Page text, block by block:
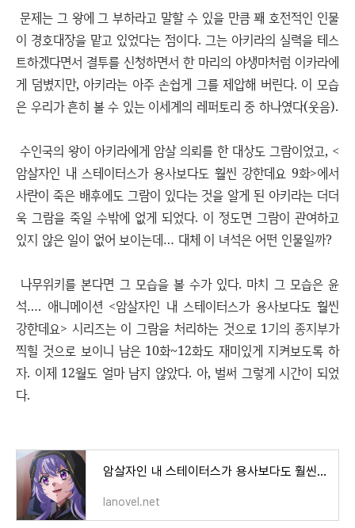
문제는 그 왕에 그 부하라고 말할 수 있을 만큼 꽤 호전적인 인물
이 경호대장을 맡고 있었다는 점이다. 그는 아키라의 실력을 테스
트하겠다면서 결투를 신청하면서 한 마리의 야생마처럼 이카라에
게 덤볐지만, 아키라는 아주 손쉽게 그를 제압해 버린다. 이 모습
은 우리가 흔히 볼 수 있는 이세계의 레퍼토리 중 하나였다(웃음).
수인국의 왕이 아키라에게 암살 의뢰를 한 대상도 그람이었고, <
암살자인 내 스테이터스가 용사보다도 훨씬 강한데요 9화>에서
사란이 죽은 배후에도 그람이 있다는 것을 알게 된 아키라는 더더
욱 그람을 죽일 수밖에 없게 되었다. 이 정도면 그람이 관여하고
있지 않은 일이 없어 보이는데… 대체 이 녀석은 어떤 인물일까?
나무위키를 본다면 그 모습을 볼 수가 있다. 마치 그 모습은 윤
석…. 애니메이션 <암살자인 내 스테이터스가 용사보다도 훨씬
강한데요> 시리즈는 이 그람을 처리하는 것으로 1기의 종지부가
찍힐 것으로 보이니 남은 10화~12화도 재미있게 지켜보도록 하
자. 이제 12월도 얼마 남지 않았다. 아, 벌써 그렇게 시간이 되었
다.
암살자인 내 스테이터스가 용사보다도 훨씬 강한데요 8화 후기
lanovel.net